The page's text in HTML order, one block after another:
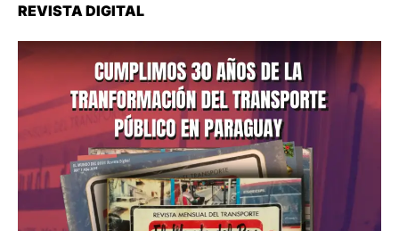
REVISTA DIGITAL